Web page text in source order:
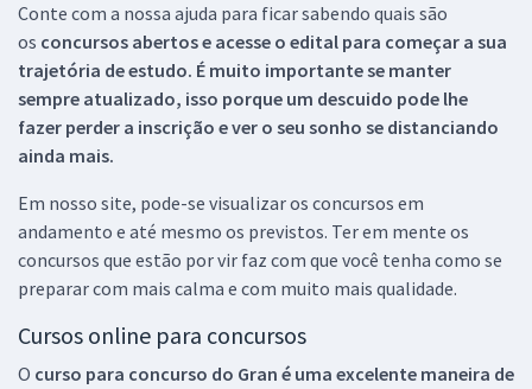
Conte com a nossa ajuda para ficar sabendo quais são
os concursos abertos e acesse o edital para começar a sua
trajetória de estudo. É muito importante se manter
sempre atualizado, isso porque um descuido pode lhe
fazer perder a inscrição e ver o seu sonho se distanciando
ainda mais.
Em nosso site, pode-se visualizar os concursos em
andamento e até mesmo os previstos. Ter em mente os
concursos que estão por vir faz com que você tenha como se
preparar com mais calma e com muito mais qualidade.
Cursos online para concursos
O curso para concurso do Gran é uma excelente maneira de